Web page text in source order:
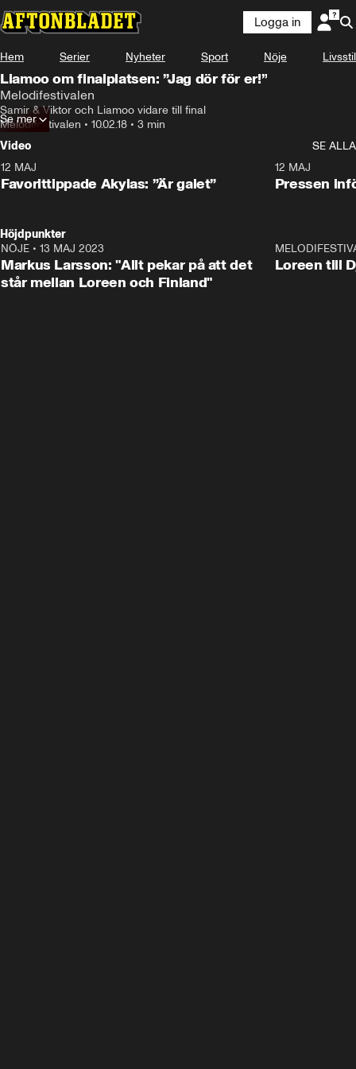
Logga in
Hem Serier Nyheter Sport Nöje Livsstil
Liamoo om finalplatsen: ”Jag dör för er!”
Melodifestivalen
Samir & Viktor och Liamoo vidare till final
Melodifestivalen • 10.02.18 • 3 min
Se mer
Video
SE ALLA
12 MAJ
Favorittippade Akylas: ”Är galet”
12 MAJ
Pressen
Höjdpunkter
NÖJE • 13 MAJ 2023
Markus Larsson: "Allt pekar på att det
står mellan Loreen och Finland"
Loreen till